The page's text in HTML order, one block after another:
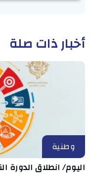
أخبار ذات صلة
وطنية
اليوم/ انطلاق الدورة